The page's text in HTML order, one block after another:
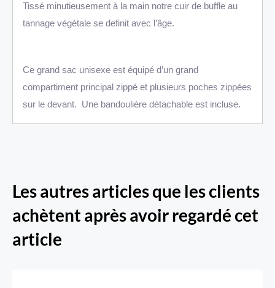
SE CONNECTER
Tissé minutieusement à la main notre cuir de buffle au
tannage végétale se definit avec l’âge.
Ce grand sac unisexe est équipé d’un grand
compartiment principal zippé et plusieurs poches zippées
sur le devant. Une bandoulière détachable est incluse.
Les autres articles que les clients
achètent après avoir regardé cet
article